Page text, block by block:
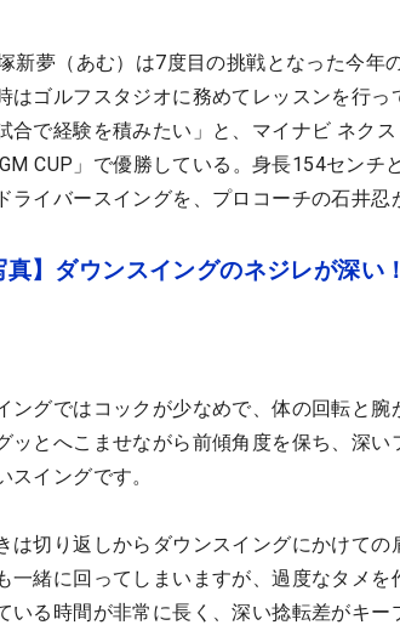
新夢（あむ）は7度目の挑戦となった今年
はゴルフスタジオに務めてレッスンを行
合で経験を積みたい」と、マイナビ ネク
CUP」で優勝している。身長154センチ
ライバースイングを、プロコーチの石井忍
真】ダウンスイングのネジレが深
ングではコックが少なめで、体の回転と
ッとへこませながら前傾角度を保ち、深い
スイングです。
は切り返しからダウンスイングにかけて
一緒に回ってしまいますが、過度なタメ
いる時間が非常に長く、深い捻転差がキー